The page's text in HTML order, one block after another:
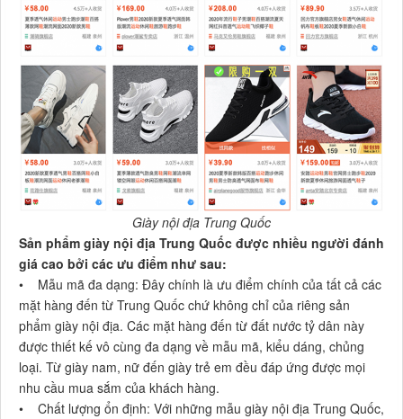
Giày nội địa Trung Quốc
Sản phẩm giày nội địa Trung Quốc được nhiều người đánh
giá cao bởi các ưu điểm như sau:
• Mẫu mã đa dạng: Đây chính là ưu điểm chính của tất cả các
mặt hàng đến từ Trung Quốc chứ không chỉ của riêng sản
phẩm giày nội địa. Các mặt hàng đến từ đất nước tỷ dân này
được thiết kế vô cùng đa dạng về mẫu mã, kiểu dáng, chủng
loại. Từ giày nam, nữ đến giày trẻ em đều đáp ứng được mọi
nhu cầu mua sắm của khách hàng.
• Chất lượng ổn định: Với những mẫu giày nội địa Trung Quốc,